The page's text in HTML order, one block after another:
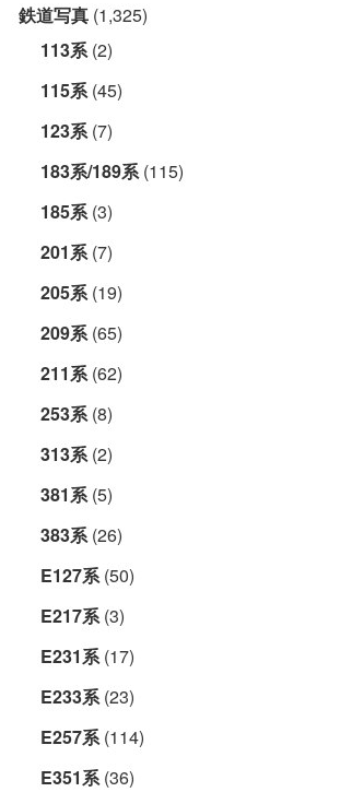
鉄道写真 (1,325)
113系(2)
115系(45)
123系(7)
183系/189系(115)
185系(3)
201系(7)
205系(19)
209系(65)
211系(62)
253系(8)
313系(2)
381系(5)
383系(26)
E127系(50)
E217系(3)
E231系(17)
E233系(23)
E257系(114)
E351系(36)